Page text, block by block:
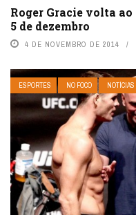
Roger Gracie volta
5 de dezembro
4 DE NOVEMBRO DE 2014
ESPORTES NO FOCO NOTÍCIAS